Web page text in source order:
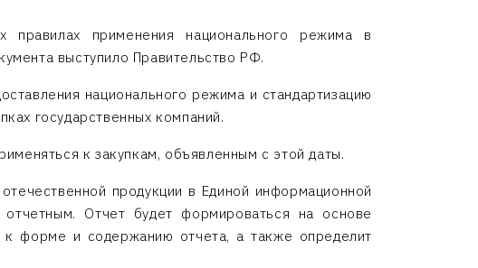
применения национального режима в
выступило Правительство РФ.
национального режима и стандартизацию
государственных компаний.
к закупкам, объявленным с этой даты.
продукции в Единой информационной
Отчет будет формироваться на основе
к форме и содержанию отчета, а также определит